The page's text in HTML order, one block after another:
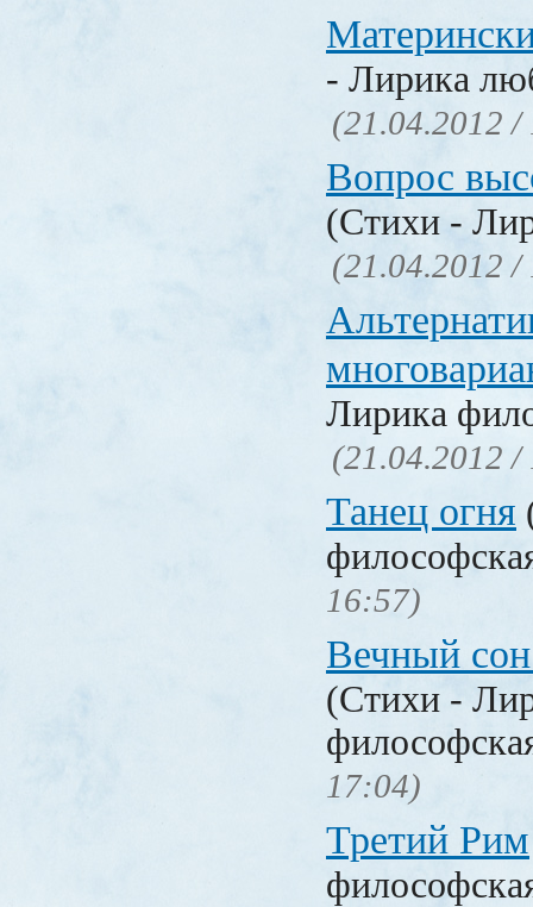
- Лирика
(21.04.2012 /
Вопрос
(Стихи -
(21.04.2012 /
Лирика
(21.04.2012 /
Танец огня
16:57)
Вечный
(Стихи -
17:04)
Третий Рим